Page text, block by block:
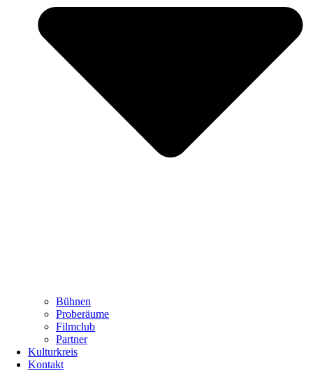
Bühnen
Proberäume
Filmclub
Partner
Kulturkreis
Kontakt